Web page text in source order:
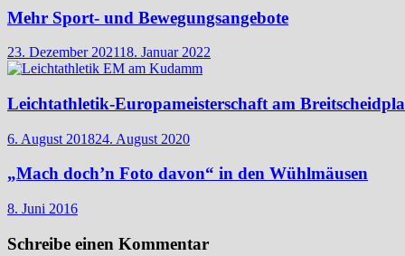
Mehr Sport- und Bewegungsangebote
23. Dezember 202118. Januar 2022
Leichtathletik-Europameisterschaft am
6. August 201824. August 2020
„Mach doch’n Foto davon“ in den Wühlmäusen
8. Juni 2016
Schreibe einen Kommentar